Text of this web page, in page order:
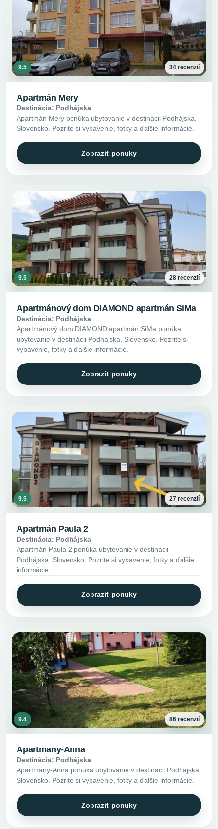
9.5 34 recenzií
Apartmán Mery
Destinácia: Podhájska
Apartmán Mery ponúka ubytovanie v destinácii Podhájska,
Slovensko. Pozrite si vybavenie, fotky a ďalšie informácie.
Zobraziť ponuky
9.5 28 recenzií
Apartmánový dom DIAMOND apartmán SiMa
Destinácia: Podhájska
Apartmánový dom DIAMOND apartmán SiMa ponúka
ubytovanie v destinácii Podhájska, Slovensko. Pozrite si
vybavenie, fotky a ďalšie informácie.
Zobraziť ponuky
9.5 27 recenzií
Apartmán Paula 2
Destinácia: Podhájska
Apartmán Paula 2 ponúka ubytovanie v destinácii
Podhájska, Slovensko. Pozrite si vybavenie, fotky a ďalšie
informácie.
Zobraziť ponuky
9.4 86 recenzií
Apartmany-Anna
Destinácia: Podhájska
Apartmany-Anna ponúka ubytovanie v destinácii Podhájska,
Slovensko. Pozrite si vybavenie, fotky a ďalšie informácie.
Zobraziť ponuky